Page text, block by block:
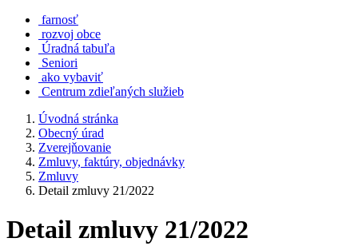
farnosť
rozvoj obce
Úradná tabuľa
Seniori
ako vybaviť
Centrum zdieľaných služieb
Úvodná stránka
Obecný úrad
Zverejňovanie
Zmluvy, faktúry, objednávky
Zmluvy
Detail zmluvy 21/2022
Detail zmluvy 21/2022